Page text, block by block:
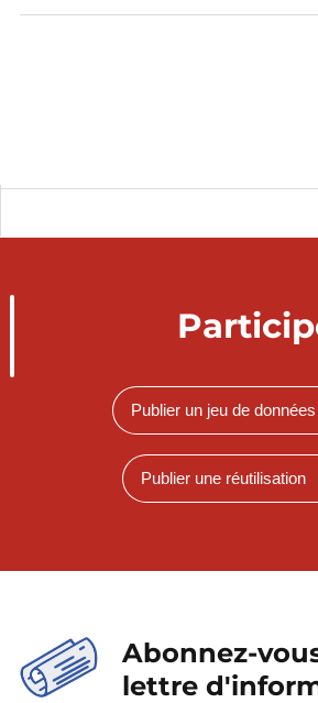
Publier un jeu de données
Publier une réutilisation
Abonnez-
lettre